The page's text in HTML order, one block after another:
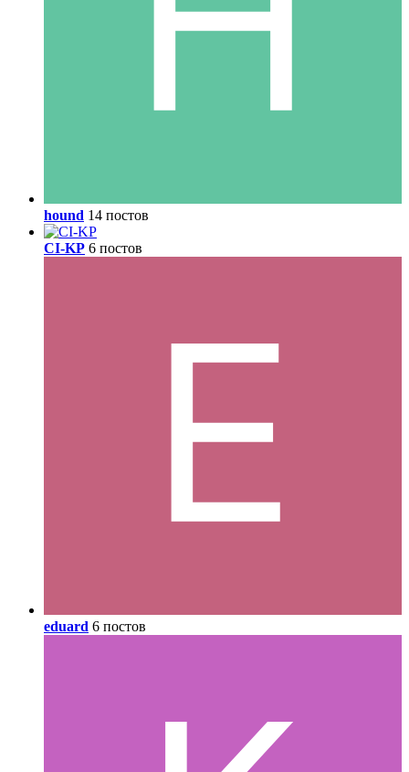
hound 14 постов
CI-KP 6 постов
eduard 6 постов